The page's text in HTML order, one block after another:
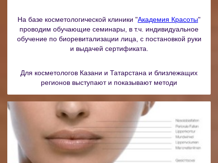
На базе косметологической клиники "Академия Красоты"
проводим обучающие семинары, в т.ч. индивидуальное
обучение по биоревитализации лица, с постановкой руки
и выдачей сертификата.
Для косметологов Казани и Татарстана и близлежащих
регионов выступают и показывают методи